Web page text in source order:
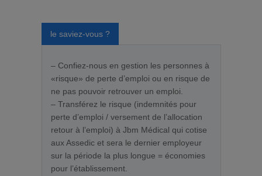
le saviez-vous ?
– Confiez-nous en gestion les personnes à
«risque» de perte d’emploi ou en risque de
ne pas pouvoir retrouver un emploi.
– Transférez le risque (indemnités pour
perte d’emploi / versement de l’allocation
retour à l’emploi) à Jbm Médical qui cotise
aux Assedic et sera le dernier employeur
sur la période la plus longue = économies
pour l’établissement.